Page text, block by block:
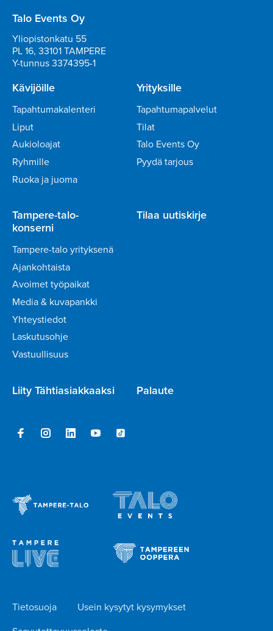
Talo Events Oy
Yliopistonkatu 55
PL 16, 33101 TAMPERE
Y-tunnus 3374395-1
Kävijöille
Tapahtumakalenteri
Liput
Aukioloajat
Ryhmille
Ruoka ja juoma
Yrityksille
Tapahtumapalvelut
Tilat
Talo Events Oy
Pyydä tarjous
Tampere-talo-
konserni
Tampere-talo yrityksenä
Ajankohtaista
Avoimet työpaikat
Media & kuvapankki
Yhteystiedot
Laskutusohje
Vastuullisuus
Tilaa uutiskirje
Liity Tähtiasiakkaaksi Palaute
Tietosuoja
Usein kysytyt kysymykset